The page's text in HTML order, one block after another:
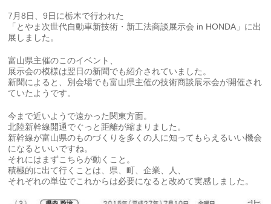
7月8日、9日に栃木で行われた
「とやま次世代自動車新技術・新工法商談展示会 in HONDA」に出
展しました。
富山県主催のこのイベント、
展示会の模様は翌日の新聞でも紹介されていました。
新聞によると、別会場でも富山県主催の技術商談展示会が開催され
ていたようです。
今まで近いようで遠かった関東方面。
北陸新幹線開通でぐっと距離が縮まりました。
新幹線が富山県のものづくりを多くの人に知ってもらえるいい機会
になるといいですね。
それにはまずこちらが動くこと。
積極的に出て行くことは、県、町、企業、人、
それぞれの単位でこれからは必要になると改めて実感しました。